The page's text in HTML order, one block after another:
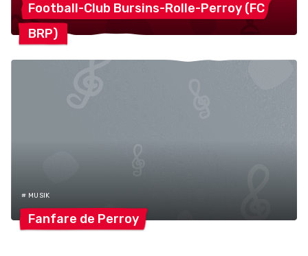
Football-Club Bursins-Rolle-Perroy (FC
BRP)
# MUSIK
Fanfare de Perroy